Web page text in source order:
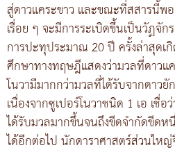
สู่ดาวแคระขาว และขณะที่สสารนี้พ
เรื่อย ๆ จะมีการระเบิดขึ้นเป็นวัฏจั
การปะทุประมาณ 20 ปี ครั้งล่าสุดเ
ศึกษาทางทฤษฎีแสดงว่ามวลที่ดาวแ
โนวามีมากกว่ามวลที่ได้รับจากดาวยั
เนื่องจากซูเปอร์โนวาชนิด 1 เอ เชื่
ได้รับมวลมากขึ้นจนถึงขีดจำกัดขีดห
ได้อีกต่อไป นักดาราศาสตร์ส่วนใหญ่